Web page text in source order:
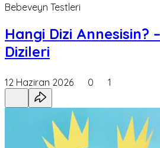
Bebeveyn Testleri
Hangi Dizi Annesisin?
Dizileri
12 Haziran 2026 0 1